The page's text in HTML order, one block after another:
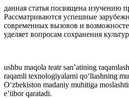
данная статья посвящена изучению
Рассматриваются успешные
современных вызовов и
уделяет вопросам сохранения
ushbu maqola teatr san’atining
raqamli texnologiyalarni qo‘llashning
O‘zbekiston madaniy muhitiga
e’tibor qaratadi.